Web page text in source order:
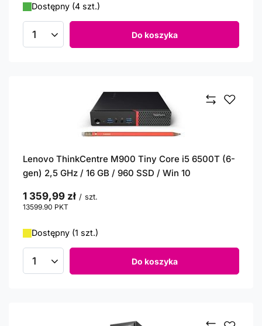
Dostępny (4 szt.)
Ilość produktów Do koszyka
Lenovo ThinkCentre M900 Tiny Core i5 6500T (6-
gen) 2,5 GHz / 16 GB / 960 SSD / Win 10
1 359,99 zł / szt.
13599.90 PKT
Dostępny (1 szt.)
Ilość produktów Do koszyka